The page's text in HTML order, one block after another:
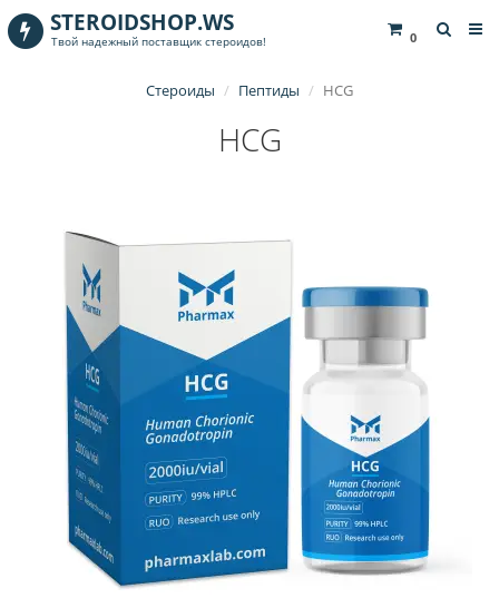
0
STEROIDSHOP.WS
Твой надежный поставщик стероидов!
Стероиды Пептиды HCG
HCG